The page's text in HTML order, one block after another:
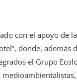
con el apoyo de
donde, además
el Grupo